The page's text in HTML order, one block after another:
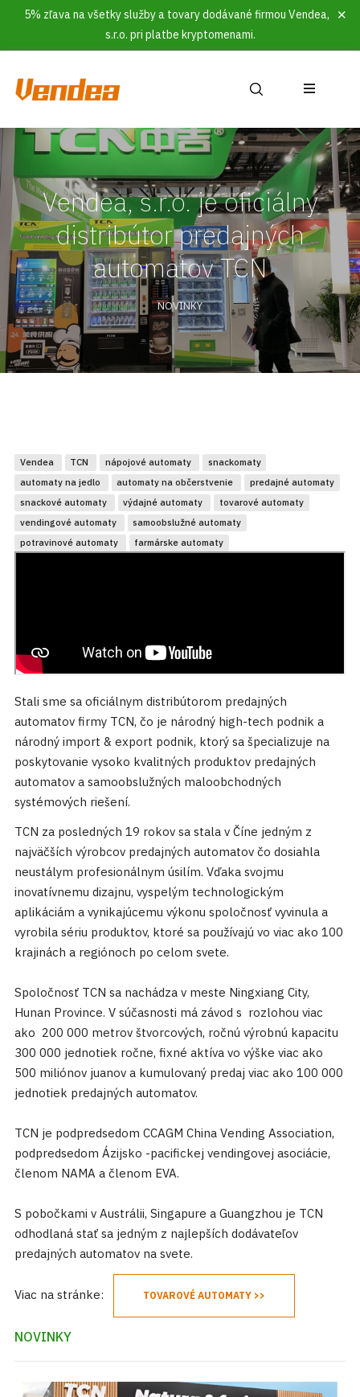
5% zľava na všetky služby a tovary dodávané firmou Vendea,
s.r.o. pri platbe kryptomenami.
Vendea, s.r.o. je oficiálny
distribútor predajných
automatov TCN
NOVINKY
Vendea TCN nápojové automaty
snackomaty
automaty na jedlo
automaty na občerstvenie
predajné automaty
snackové automaty
výdajné automaty
tovarové automaty
vendingové automaty
samoobslužné automaty
potravinové automaty
farmárske automaty
Stali sme sa oficiálnym distribútorom predajných
automatov firmy TCN, čo je národný high-tech podnik a
národný import & export podnik, ktorý sa špecializuje na
poskytovanie vysoko kvalitných produktov predajných
automatov a samoobslužných maloobchodných
systémových riešení.
TCN za posledných 19 rokov sa stala v Číne jedným z
najväčších výrobcov predajných automatov čo dosiahla
neustálym profesionálnym úsilím. Vďaka svojmu
inovatívnemu dizajnu, vyspelým technologickým
aplikáciám a vynikajúcemu výkonu spoločnosť vyvinula a
vyrobila sériu produktov, ktoré sa používajú vo viac ako 100
krajinách a regiónoch po celom svete.
Spoločnosť TCN sa nachádza v meste Ningxiang City,
Hunan Province. V súčasnosti má závod s rozlohou viac
ako 200 000 metrov štvorcových, ročnú výrobnú kapacitu
300 000 jednotiek ročne, fixné aktíva vo výške viac ako
500 miliónov juanov a kumulovaný predaj viac ako 100 000
jednotiek predajných automatov.
TCN je podpredsedom CCAGM China Vending Association,
podpredsedom Ázijsko -pacifickej vendingovej asociácie,
členom NAMA a členom EVA.
S pobočkami v Austrálii, Singapure a Guangzhou je TCN
odhodlaná stať sa jedným z najlepších dodávateľov
predajných automatov na svete.
Viac na stránke: TOVAROVÉ AUTOMATY >>
NOVINKY